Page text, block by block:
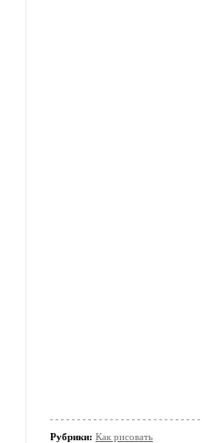
Рубрики: Как рисовать